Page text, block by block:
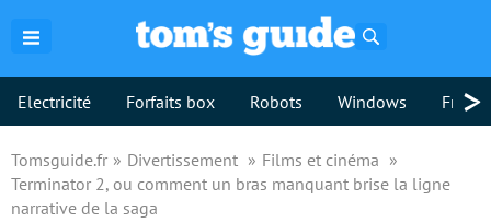
Electricité Forfaits box Robots Windows >
Tomsguide.fr Divertissement
Films et cinéma
Terminator 2, ou comment un bras manquant brise la ligne
narrative de la saga